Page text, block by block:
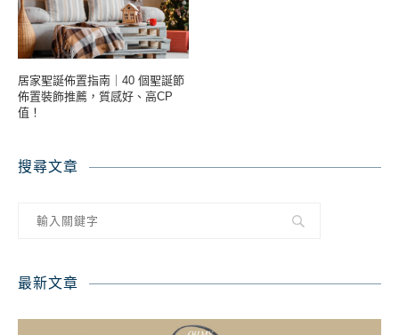
居家聖誕佈置指南｜40 個聖誕節
佈置裝飾推薦，質感好、高CP
值！
搜尋文章
最新文章